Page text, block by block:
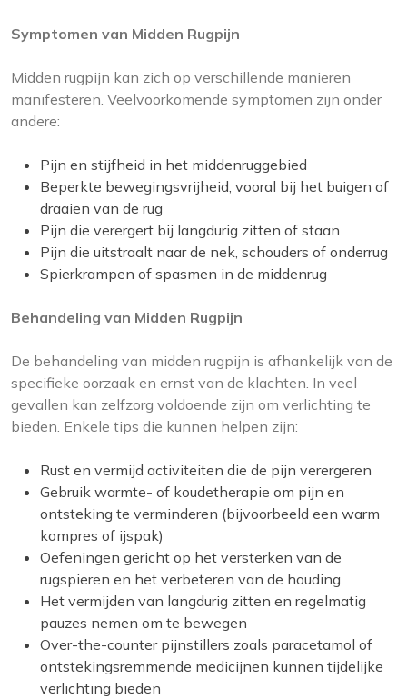
Symptomen van Midden Rugpijn
Midden rugpijn kan zich op verschillende manieren
manifesteren. Veelvoorkomende symptomen zijn onder
andere:
Pijn en stijfheid in het middenruggebied
Beperkte bewegingsvrijheid, vooral bij het buigen of
draaien van de rug
Pijn die verergert bij langdurig zitten of staan
Pijn die uitstraalt naar de nek, schouders of onderrug
Spierkrampen of spasmen in de middenrug
Behandeling van Midden Rugpijn
De behandeling van midden rugpijn is afhankelijk van de
specifieke oorzaak en ernst van de klachten. In veel
gevallen kan zelfzorg voldoende zijn om verlichting te
bieden. Enkele tips die kunnen helpen zijn:
Rust en vermijd activiteiten die de pijn verergeren
Gebruik warmte- of koudetherapie om pijn en
ontsteking te verminderen (bijvoorbeeld een warm
kompres of ijspak)
Oefeningen gericht op het versterken van de
rugspieren en het verbeteren van de houding
Het vermijden van langdurig zitten en regelmatig
pauzes nemen om te bewegen
Over-the-counter pijnstillers zoals paracetamol of
ontstekingsremmende medicijnen kunnen tijdelijke
verlichting bieden